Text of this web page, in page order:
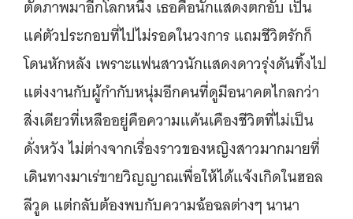
ตัดภาพมาอีกโลกหนึ่ง เธอคือนักแสดงตกอับ เป็น
แค่ตัวประกอบที่ไปไม่รอดในวงการ แถมชีวิตรักก็
โดนหักหลัง เพราะแฟนสาวนักแสดงดาวรุ่งดันทิ้งไป
แต่งงานกับผู้กำกับหนุ่มอีกคนที่ดูมีอนาคตไกลกว่า
สิ่งเดียวที่เหลืออยู่คือความแค้นเคืองชีวิตที่ไม่เป็น
ดั่งหวัง ไม่ต่างจากเรื่องราวของหญิงสาวมากมายที่
เดินทางมาเร่ขายวิญญาณเพื่อให้ได้แจ้งเกิดในฮอล
ลีวูด แต่กลับต้องพบกับความฉ้อฉลต่างๆ นานา